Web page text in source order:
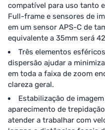
compatível para uso tanto
Full-frame e sensores de
em um sensor APS-C de
equivalente a 35mm será
Três elementos
dispersão ajudar a
em toda a faixa de zoom
clareza geral.
Estabilização de
aparecimento de
atender a trabalhar com